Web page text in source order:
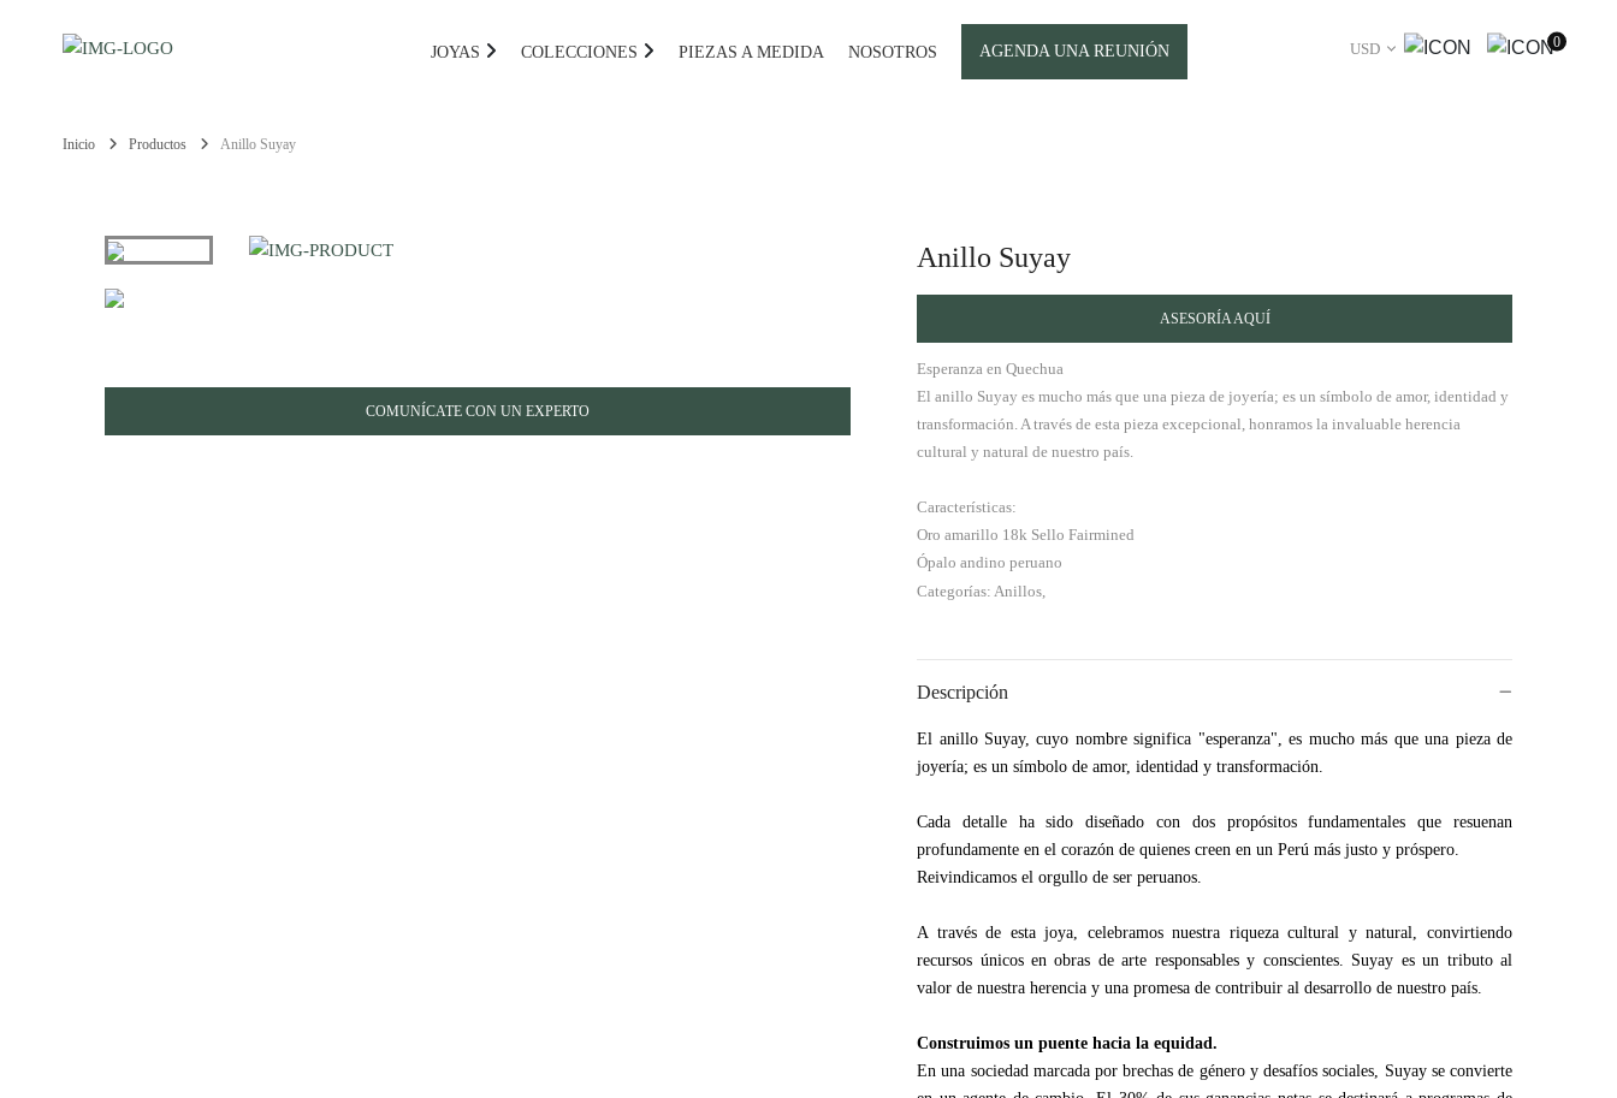
JOYAS COLECCIONES PIEZAS A MEDIDA NOSOTROS AGENDA UNA REUNIÓN USD 0
Inicio Productos Anillo Suyay
COMUNÍCATE CON UN EXPERTO
Anillo Suyay
ASESORÍA AQUÍ
Esperanza en Quechua
El anillo Suyay es mucho más que una pieza de joyería; es un símbolo de amor, identidad y
transformación. A través de esta pieza excepcional, honramos la invaluable herencia
cultural y natural de nuestro país.
Características:
Oro amarillo 18k Sello Fairmined
Ópalo andino peruano
Categorías: Anillos,
Descripción
El anillo Suyay, cuyo nombre significa "esperanza", es mucho más que una pieza de
joyería; es un símbolo de amor, identidad y transformación.
Cada detalle ha sido diseñado con dos propósitos fundamentales que resuenan
profundamente en el corazón de quienes creen en un Perú más justo y próspero.
Reivindicamos el orgullo de ser peruanos.
A través de esta joya, celebramos nuestra riqueza cultural y natural, convirtiendo
recursos únicos en obras de arte responsables y conscientes. Suyay es un tributo al
valor de nuestra herencia y una promesa de contribuir al desarrollo de nuestro país.
Construimos un puente hacia la equidad.
En una sociedad marcada por brechas de género y desafíos sociales, Suyay se convierte